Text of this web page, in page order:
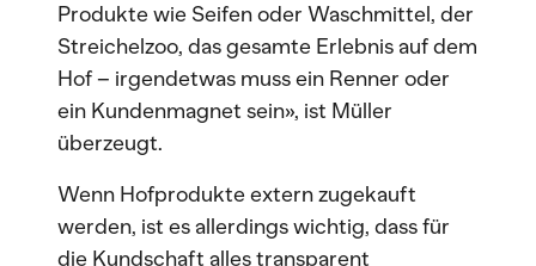
Produkte wie Seifen oder Waschmittel, der
Streichelzoo, das gesamte Erlebnis auf dem
Hof – irgendetwas muss ein Renner oder
ein Kundenmagnet sein», ist Müller
überzeugt.
Wenn Hofprodukte extern zugekauft
werden, ist es allerdings wichtig, dass für
die Kundschaft alles transparent